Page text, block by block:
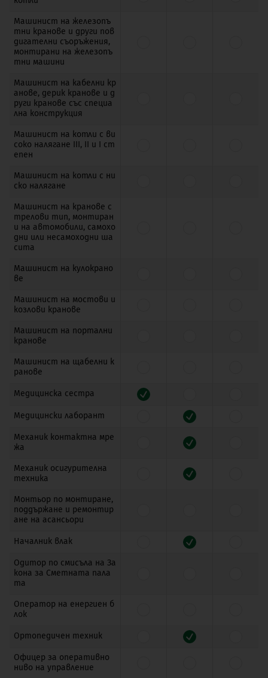
Машинист на железопъ
тни кранове и други пов
дигателни съоръжения,
монтирани на железопъ
тни машини
Машинист на кабелни кр
анове, дерик кранове и д
руги кранове със специа
лна конструкция
Машинист на котли с ви
соко налягане III, II и I ст
епен
Машинист на котли с ни
ско налягане
Машинист на кранове с
трелови тип, монтиран
и на автомобили, самохо
дни или несамоходни ша
сита
Машинист на кулокрано
ве
Машинист на мостови и
козлови кранове
Машинист на портални
кранове
Машинист на щабелни к
ранове
Медицинска сестра
Медицински лаборант
Механик контактна мре
жа
Механик осигурителна
техника
Монтьор по монтиране,
поддържане и ремонтир
ане на асансьори
Началник влак
Одитор по смисъла на За
кона за Сметната пала
та
Оператор на енергиен б
лок
Ортопедичен техник
Офицер за оперативно
ниво на управление